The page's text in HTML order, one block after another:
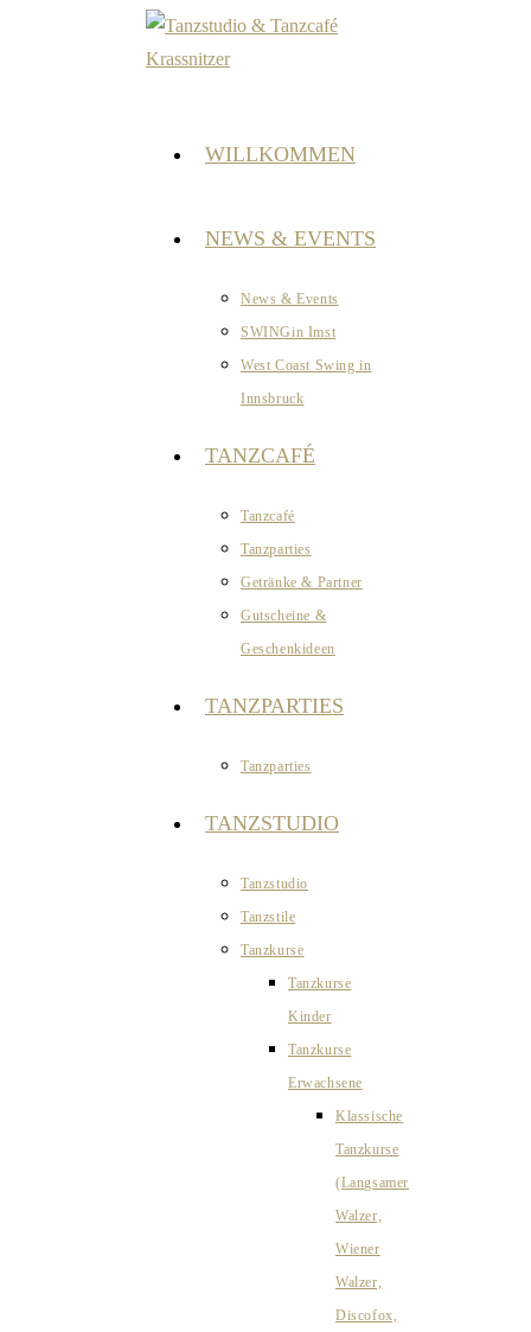
WILLKOMMEN
NEWS & EVENTS
News & Events
SWINGin Imst
West Coast Swing in
Innsbruck
TANZCAFÉ
Tanzcafé
Tanzparties
Getränke & Partner
Gutscheine &
Geschenkideen
TANZPARTIES
Tanzparties
TANZSTUDIO
Tanzstudio
Tanzstile
Tanzkurse
Tanzkurse
Kinder
Tanzkurse
Erwachsene
Klassische
Tanzkurse
(Langsamer
Walzer,
Wiener
Walzer,
Discofox,